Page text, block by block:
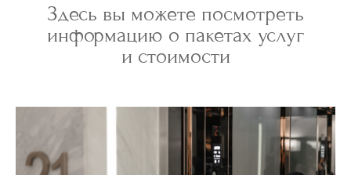
Здесь вы можете посмотреть
информацию о пакетах услуг
и стоимости